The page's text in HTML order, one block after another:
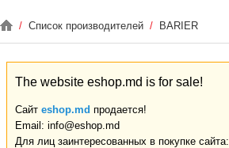
/ Список производителей / BARIER
The website eshop.md is for sale!
Сайт eshop.md продается!
Email: info@eshop.md
Для лиц заинтересованных в покупке сайта: